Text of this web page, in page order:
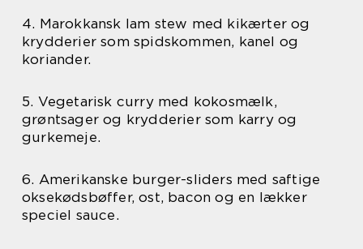
4. Marokkansk lam stew med kikærter og
krydderier som spidskommen, kanel og
koriander.
5. Vegetarisk curry med kokosmælk,
grøntsager og krydderier som karry og
gurkemeje.
6. Amerikanske burger-sliders med saftige
oksekødsbøffer, ost, bacon og en lækker
speciel sauce.